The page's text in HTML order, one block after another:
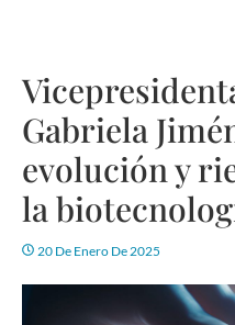
Gabriela
evolución y
la
20 De Enero De 2025